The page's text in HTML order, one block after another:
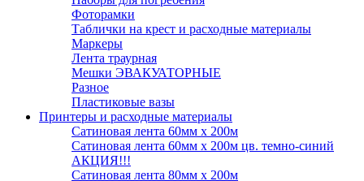
Фоторамки
Таблички на крест и расходные материалы
Маркеры
Лента траурная
Мешки ЭВАКУАТОРНЫЕ
Разное
Пластиковые вазы
Принтеры и расходные материалы
Сатиновая лента 60мм х 200м
Сатиновая лента 60мм х 200м цв. темно-синий
АКЦИЯ!!!
Сатиновая лента 80мм х 200м